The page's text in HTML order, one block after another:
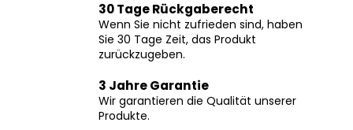
30 Tage Rückgaberecht
Wenn Sie nicht zufrieden sind, haben
Sie 30 Tage Zeit, das Produkt
zurückzugeben.
3 Jahre Garantie
Wir garantieren die Qualität unserer
Produkte.